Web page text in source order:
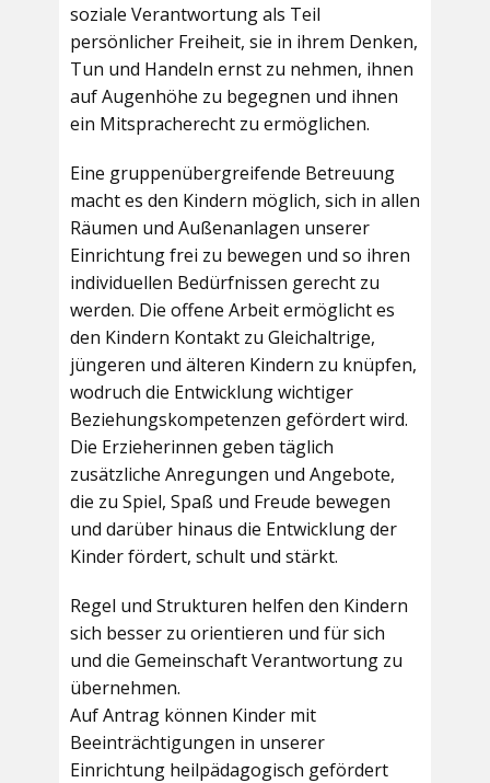
soziale Verantwortung als Teil
persönlicher Freiheit, sie in ihrem Denken,
Tun und Handeln ernst zu nehmen, ihnen
auf Augenhöhe zu begegnen und ihnen
ein Mitspracherecht zu ermöglichen.
Eine gruppenübergreifende Betreuung
macht es den Kindern möglich, sich in allen
Räumen und Außenanlagen unserer
Einrichtung frei zu bewegen und so ihren
individuellen Bedürfnissen gerecht zu
werden. Die offene Arbeit ermöglicht es
den Kindern Kontakt zu Gleichaltrige,
jüngeren und älteren Kindern zu knüpfen,
wodruch die Entwicklung wichtiger
Beziehungskompetenzen gefördert wird.
Die Erzieherinnen geben täglich
zusätzliche Anregungen und Angebote,
die zu Spiel, Spaß und Freude bewegen
und darüber hinaus die Entwicklung der
Kinder fördert, schult und stärkt.
Regel und Strukturen helfen den Kindern
sich besser zu orientieren und für sich
und die Gemeinschaft Verantwortung zu
übernehmen.
Auf Antrag können Kinder mit
Beeinträchtigungen in unserer
Einrichtung heilpädagogisch gefördert